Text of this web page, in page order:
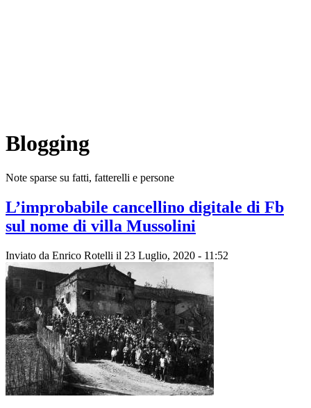
Blogging
Note sparse su fatti, fatterelli e persone
L’improbabile cancellino digitale di Fb
sul nome di villa Mussolini
Inviato da Enrico Rotelli il 23 Luglio, 2020 - 11:52